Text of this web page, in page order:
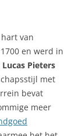
van
en werd in
Lucas Pieters
met
bevat
meer